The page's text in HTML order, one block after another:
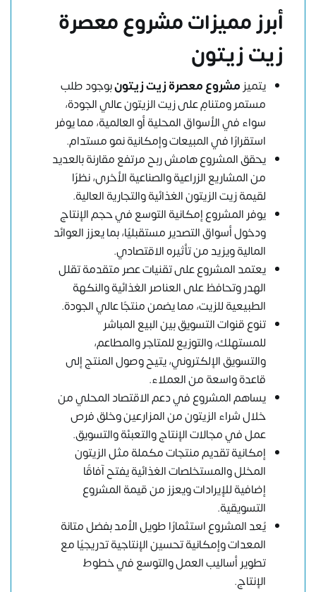
أبرز مميزات مشروع معصرة
زيت زيتون
يتميزمشروع معصرة زيت زيتونبوجود طلب
مستمر ومتنامٍ على زيت الزيتون عالي الجودة،
سواء في الأسواق المحلية أو العالمية، مما يوفر
استقرارًا في المبيعات وإمكانية نمو مستدام.
يحقق المشروع هامش ربح مرتفع مقارنة بالعديد
من المشاريع الزراعية والصناعية الأخرى، نظرًا
لقيمة زيت الزيتون الغذائية والتجارية العالية.
يوفر المشروع إمكانية التوسع في حجم الإنتاج
ودخول أسواق التصدير مستقبليًا، بما يعزز العوائد
المالية ويزيد من تأثيره الاقتصادي.
يعتمد المشروع على تقنيات عصر متقدمة تقلل
الهدر وتحافظ على العناصر الغذائية والنكهة
الطبيعية للزيت، مما يضمن منتجًا عالي الجودة.
تنوع قنوات التسويق بين البيع المباشر
للمستهلك، والتوزيع للمتاجر والمطاعم،
والتسويق الإلكتروني، يتيح وصول المنتج إلى
قاعدة واسعة من العملاء.
يساهم المشروع في دعم الاقتصاد المحلي من
خلال شراء الزيتون من المزارعين وخلق فرص
عمل في مجالات الإنتاج والتعبئة والتسويق.
إمكانية تقديم منتجات مكملة مثل الزيتون
المخلل والمستخلصات الغذائية يفتح آفاقًا
إضافية للإيرادات ويعزز من قيمة المشروع
التسويقية.
يُعد المشروع استثمارًا طويل الأمد بفضل متانة
المعدات وإمكانية تحسين الإنتاجية تدريجيًا مع
تطوير أساليب العمل والتوسع في خطوط
الإنتاج.